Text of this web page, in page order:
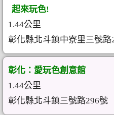
起來玩色!
1.44公里
彰化縣北斗鎮中寮里三號路
彰化：愛玩色創意館
1.44公里
彰化縣北斗鎮三號路296號